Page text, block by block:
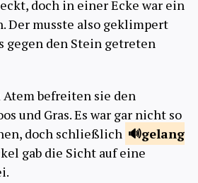
doch in einer Ecke war ein
Der musste also geklimpert
gegen den Stein getreten
befreiten sie den
und Gras. Es war gar nicht so
doch schließlich
gelang
gab die Sicht auf eine